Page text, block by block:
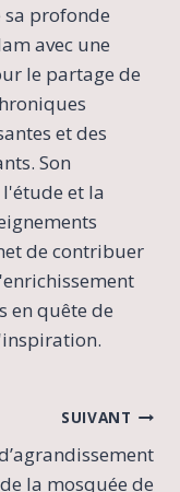
profonde
avec une
le partage de
et des
Son
et la
de contribuer
en quête de
SUIVANT
de la mosquée de